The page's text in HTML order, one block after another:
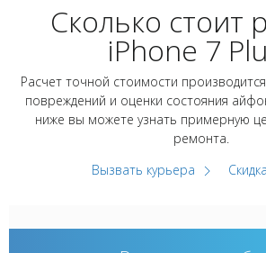
Сколько стоит
iPhone 7
Расчет точной стоимости
повреждений и оценки состояния
ниже вы можете узнать примерную
ремонта.
Вызвать курьера